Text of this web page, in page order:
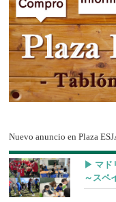
Nuevo anuncio en Plaza
▶︎ マド
～スペ